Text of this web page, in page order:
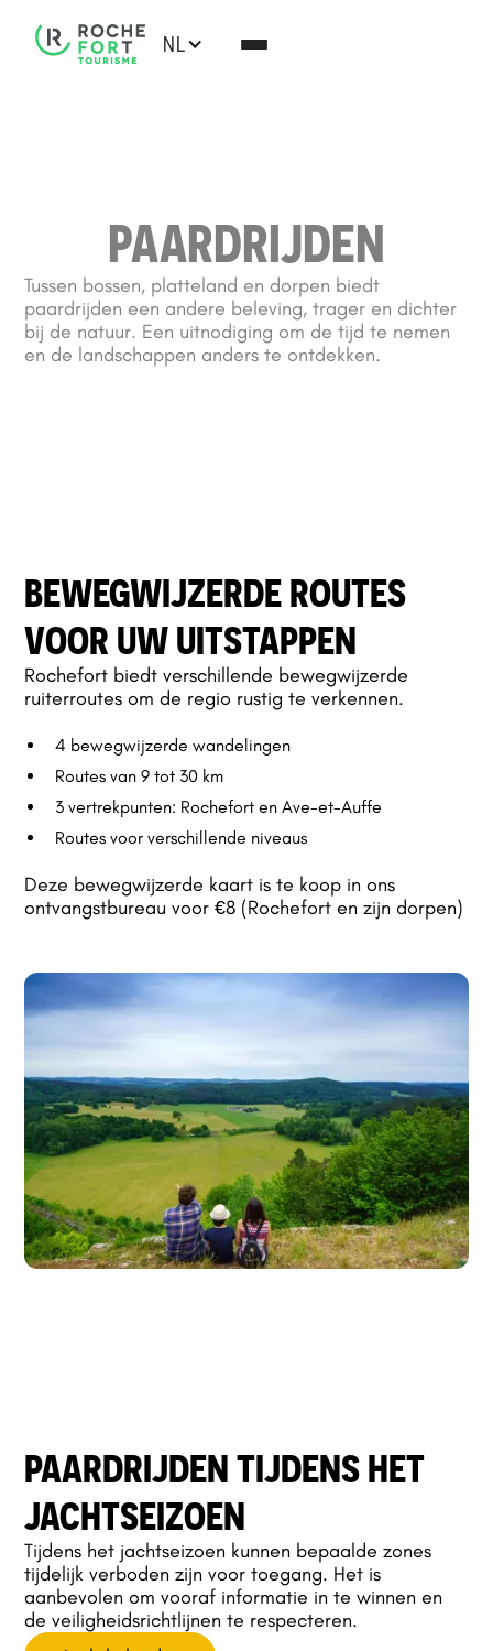
NL
PAARDRIJDEN
Tussen bossen, platteland en dorpen biedt
paardrijden een andere beleving, trager en dichter
bij de natuur. Een uitnodiging om de tijd te nemen
en de landschappen anders te ontdekken.
BEWEGWIJZERDE ROUTES
VOOR UW UITSTAPPEN
Rochefort biedt verschillende bewegwijzerde
ruiterroutes om de regio rustig te verkennen.
4 bewegwijzerde wandelingen
Routes van 9 tot 30 km
3 vertrekpunten: Rochefort en Ave-et-Auffe
Routes voor verschillende niveaus
Deze bewegwijzerde kaart is te koop in ons
ontvangstbureau voor €8 (Rochefort en zijn dorpen)
PAARDRIJDEN TIJDENS HET
JACHTSEIZOEN
Tijdens het jachtseizoen kunnen bepaalde zones
tijdelijk verboden zijn voor toegang. Het is
aanbevolen om vooraf informatie in te winnen en
de veiligheidsrichtlijnen te respecteren.